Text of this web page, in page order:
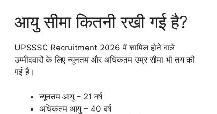
आयु सीमा कितनी रखी गई है?
UPSSSC Recruitment 2026 में शामिल होने वाले
उम्मीदवारों के लिए न्यूनतम और अधिकतम उम्र सीमा भी तय की
गई है।
न्यूनतम आयु – 21 वर्ष
अधिकतम आयु – 40 वर्ष